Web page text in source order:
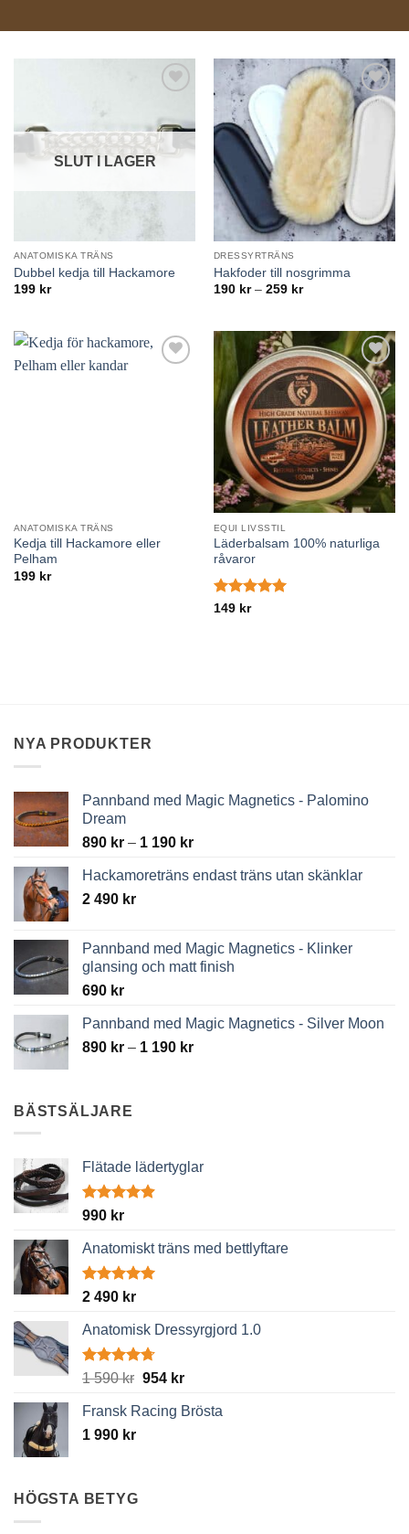
önskelistan
SLUT I LAGER
ANATOMISKA TRÄNS
Dubbel kedja till Hackamore
199 kr
Lägg till i
önskelistan
DRESSYRTRÄNS
Hakfoder till nosgrimma
190 kr – 259 krPrice
ANATOMISKA TRÄNS
Kedja till Hackamore eller
Pelham
199 kr
Lägg till i
önskelistan
EQUI LIVSSTIL
Läderbalsam 100% naturliga
råvaror
Betygsatt
149 kr
NYA PRODUKTER
Pannband med Magic Magnetics - Palomino
Dream
890 kr – 1 190 krPrice
890 kr
Hackamoreträns endast träns utan skänklar
2 490 kr
Pannband med Magic Magnetics - Klinker
glansing och matt finish
690 kr
Pannband med Magic Magnetics - Silver Moon
890 kr – 1 190 krPrice
BÄSTSÄLJARE
Flätade lädertyglar
Betygsatt
990 kr
Anatomiskt träns med bettlyftare
Betygsatt
2 490 kr
Anatomisk Dressyrgjord 1.0
Betygsatt
1 590kr Det
priset
954 krDet
priset
Fransk Racing Brösta
1 990 kr
HÖGSTA BETYG